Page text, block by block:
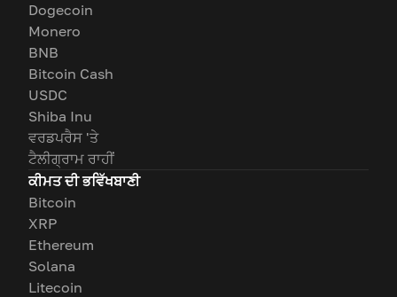
Dogecoin
Monero
BNB
Bitcoin Cash
USDC
Shiba Inu
ਵਰਡਪਰੈਸ 'ਤੇ
ਟੈਲੀਗ੍ਰਾਮ ਰਾਹੀਂ
ਕੀਮਤ ਦੀ ਭਵਿੱਖਬਾਣੀ
Bitcoin
XRP
Ethereum
Solana
Litecoin